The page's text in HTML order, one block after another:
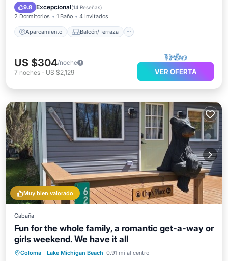
9.8 Excepcional(14 Reseñas)
2 Dormitorios 1 Baño 4 Invitados
Aparcamiento Balcón/Terraza
Cocina
Aire acondicionado
US $304/noche
7 noches - US $2,129 VER OFERTA
Muy bien valorado
Cabaña
Fun for the whole family, a romantic get-a-way or
girls weekend. We have it all
Coloma · Lake Michigan Beach 0.91 mi al centro
Frente al mar
Aparcamiento